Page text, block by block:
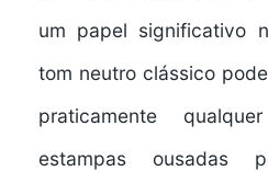
um papel significativo
tom neutro clássico
praticamente
estampas ousadas